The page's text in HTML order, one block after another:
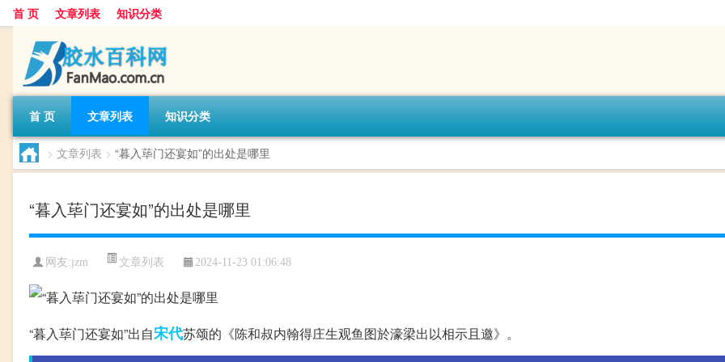
首 页 文章列表 知识分类
首 页 文章列表 知识分类
> 文章列表 > “暮入荜门还宴如”的出处是哪里
“暮入荜门还宴如”的出处是哪里
网友:jzm 文章列表 2024-11-23 01:06:48
“暮入荜门还宴如”出自宋代苏颂的《陈和叔内翰得庄生观鱼图於濠梁出以相示且邀》。